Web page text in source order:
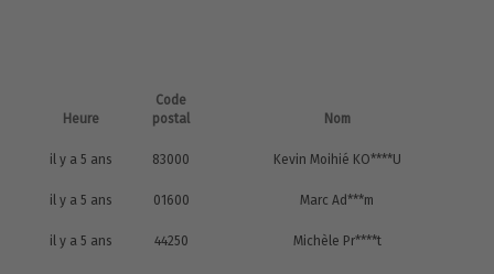
Heure
Code
postal
Nom
il y a 5 ans 83000 Kevin Moihié KO****U
il y a 5 ans 01600 Marc Ad***m
il y a 5 ans 44250 Michèle Pr****t